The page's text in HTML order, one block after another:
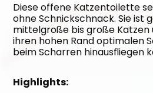
Diese offene Katzentoilette
ohne Schnickschnack. Sie ist
mittelgroße bis große
ihren hohen Rand optimalen
beim Scharren hinausfliegen
Highlights: